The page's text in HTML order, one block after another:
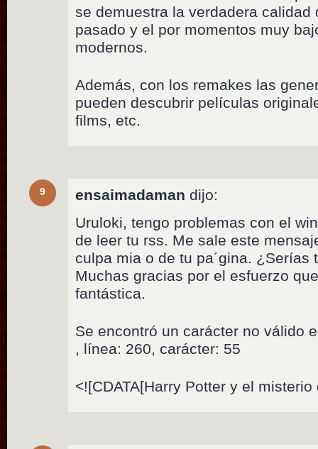
se demuestra la verdadera calidad
pasado y el por momentos muy
modernos.
Además, con los remakes las
pueden descubrir películas
films, etc.
9 ensaimadaman dijo:
Uruloki, tengo problemas con el
de leer tu rss. Me sale este
culpa mia o de tu pa´gina. ¿Serías
Muchas gracias por el esfuerzo
fantástica.
Se encontró un carácter no válido
, línea: 260, carácter: 55
<![CDATA[Harry Potter y el misterio